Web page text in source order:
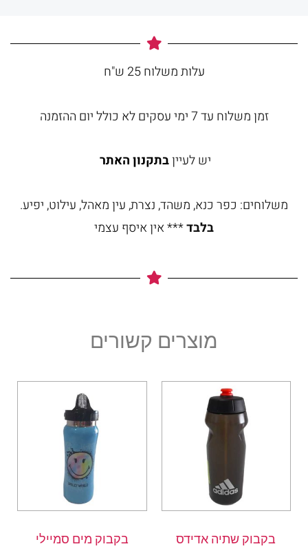
עלות משלוח 25 ש"ח
זמן משלוח עד 7 ימי עסקים לא כולל יום ההזמנה
יש לעייןבתקנון האתר
משלוחים: כפר כנא, משהד, נצרת, עין מאהל, עילוט, יפיע.
בלבד*** אין איסף עצמי
מוצרים קשורים
בקבוק שתיה אדידס
בקבוק מים סמיילי